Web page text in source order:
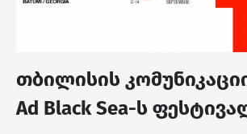
თბილისის
Ad Black Sea-ს